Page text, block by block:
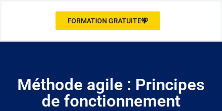
FORMATION GRATUITE
Méthode agile : Principes
de fonctionnement